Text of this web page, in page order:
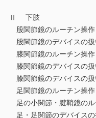
Ⅱ 下肢
股関節鏡のルーチン
股関節鏡のデバイス
膝関節鏡のルーチン
膝関節鏡のデバイスの
膝関節鏡のデバイスの
足関節鏡のルーチン
足の小関節・腱鞘鏡の
足・足関節のデバイス